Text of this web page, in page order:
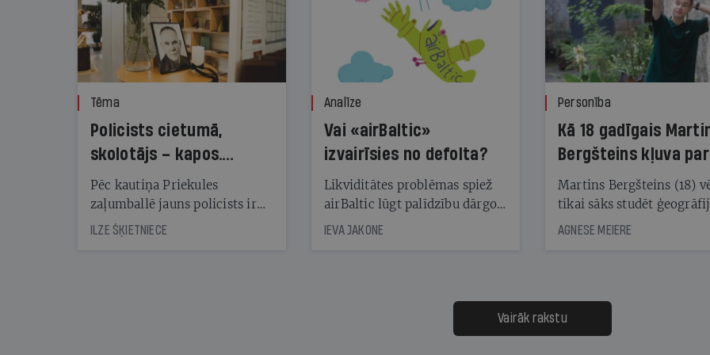
Tēma
Policists cietumā,
skolotājs – kapos.
Reibuma cena Priekulē
Pēc kautiņa Priekules
zaļumballē jauns policists ir
nonācis cietumā, bet
cienījams pedagogs — kapos.
ILZE ŠĶIETNIECE
Analīze
Vai «airBaltic»
izvairīsies no defolta?
Likviditātes problēmas spiež
airBaltic lūgt palīdzību dārgo
obligāciju turētājiem, taču
samaksāt augstos procentus,
kas jāpārskaita jau trīs dienas
pirms nākamās sapulces
IEVA JAKONE
Personība
Kā 18 gadīgais
Bergšteins kļuva par
laika ziņu seju?
Martins Bergšteins (18)
tikai sāks studēt
bet viņa sacītajam jau
uzcītīga darba, mammas
atbalsts un drosme
meteovērojumus arī tad,
AGNESE MEIERE
Vairāk rakstu